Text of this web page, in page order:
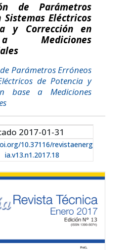
de Parámetros
Sistemas Eléctricos
y Corrección en
Mediciones
Parámetros Erróneos
de Potencia y
base a Mediciones
2017-01-31
10.37116/revistaenerg
ia.v13.n1.2017.18